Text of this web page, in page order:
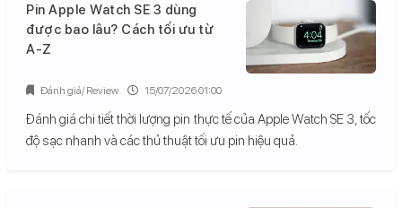
Pin Apple Watch SE 3 dùng
được bao lâu? Cách tối ưu từ
A-Z
Đánh giá chi tiết thời lượng pin thực tế của Apple Watch SE 3, tốc
độ sạc nhanh và các thủ thuật tối ưu pin hiệu quả.
Đánh giá/ Review 15/07/2026 01:00